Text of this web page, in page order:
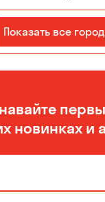
Показать все
новинках и